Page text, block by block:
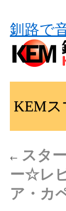
釧路で
KEM
← スタ
ー☆レ
ア・カ